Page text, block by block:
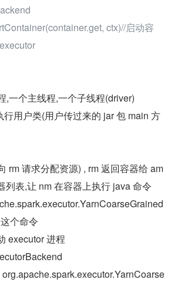
ctx)//启动容
,一个主线程,一个子线程(driver)
行用户类(用户传过来的 jar 包 main 方
rm 请求分配资源) , rm 返回容器给 am
列表,让 nm 在容器上执行 java 命令
个命令
executor 进程